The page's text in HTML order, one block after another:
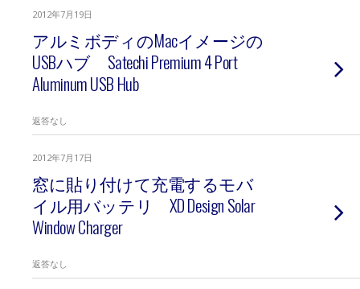
2012年7月19日
アルミボディのMacイメージの
USBハブ Satechi Premium 4 Port
Aluminum USB Hub
返答なし
2012年7月17日
窓に貼り付けて充電するモバ
イル用バッテリ XD Design Solar
Window Charger
返答なし